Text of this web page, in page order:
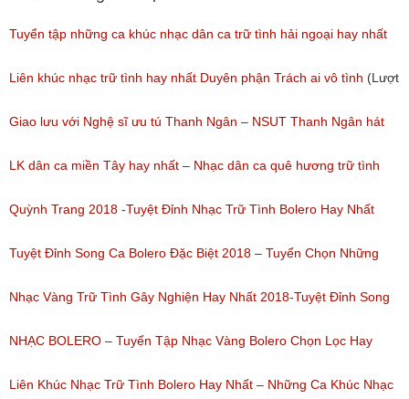
Tuyển tập những ca khúc nhạc dân ca trữ tình hải ngoại hay nhất
(Lượt nghe: 277)
Liên khúc nhạc trữ tình hay nhất Duyên phận Trách ai vô tình (Lượt
nghe: 193)
Giao lưu với Nghệ sĩ ưu tú Thanh Ngân – NSUT Thanh Ngân hát
Bolero
(Lượt nghe: 80)
LK dân ca miền Tây hay nhất – Nhạc dân ca quê hương trữ tình
miền tây hay nhất
(Lượt nghe: 184)
Quỳnh Trang 2018 -Tuyệt Đỉnh Nhạc Trữ Tình Bolero Hay Nhất
Của Quỳnh Trang 2018
(Lượt nghe: 155)
Tuyệt Đỉnh Song Ca Bolero Đặc Biệt 2018 – Tuyển Chọn Những
Bài Hát Song Ca Nhạc Vàng Bolero Hay Nhất
(Lượt nghe: 218)
Nhạc Vàng Trữ Tình Gây Nghiện Hay Nhất 2018-Tuyệt Đỉnh Song
Ca Thiên Quang Quỳnh Trang Ngọt Ngào
(Lượt nghe: 219)
NHẠC BOLERO – Tuyển Tập Nhạc Vàng Bolero Chọn Lọc Hay
Nhất / Tuyệt Đỉnh Bolero
Liên Khúc Nhạc Trữ Tình Bolero Hay Nhất – Những Ca Khúc Nhạc